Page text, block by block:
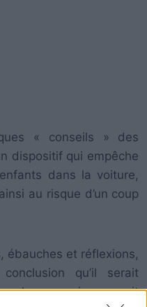
« conseils » des
dispositif qui empêche
dans la voiture,
au risque d’un coup
ébauches et réflexions,
qu’il serait
chose qui pourrait